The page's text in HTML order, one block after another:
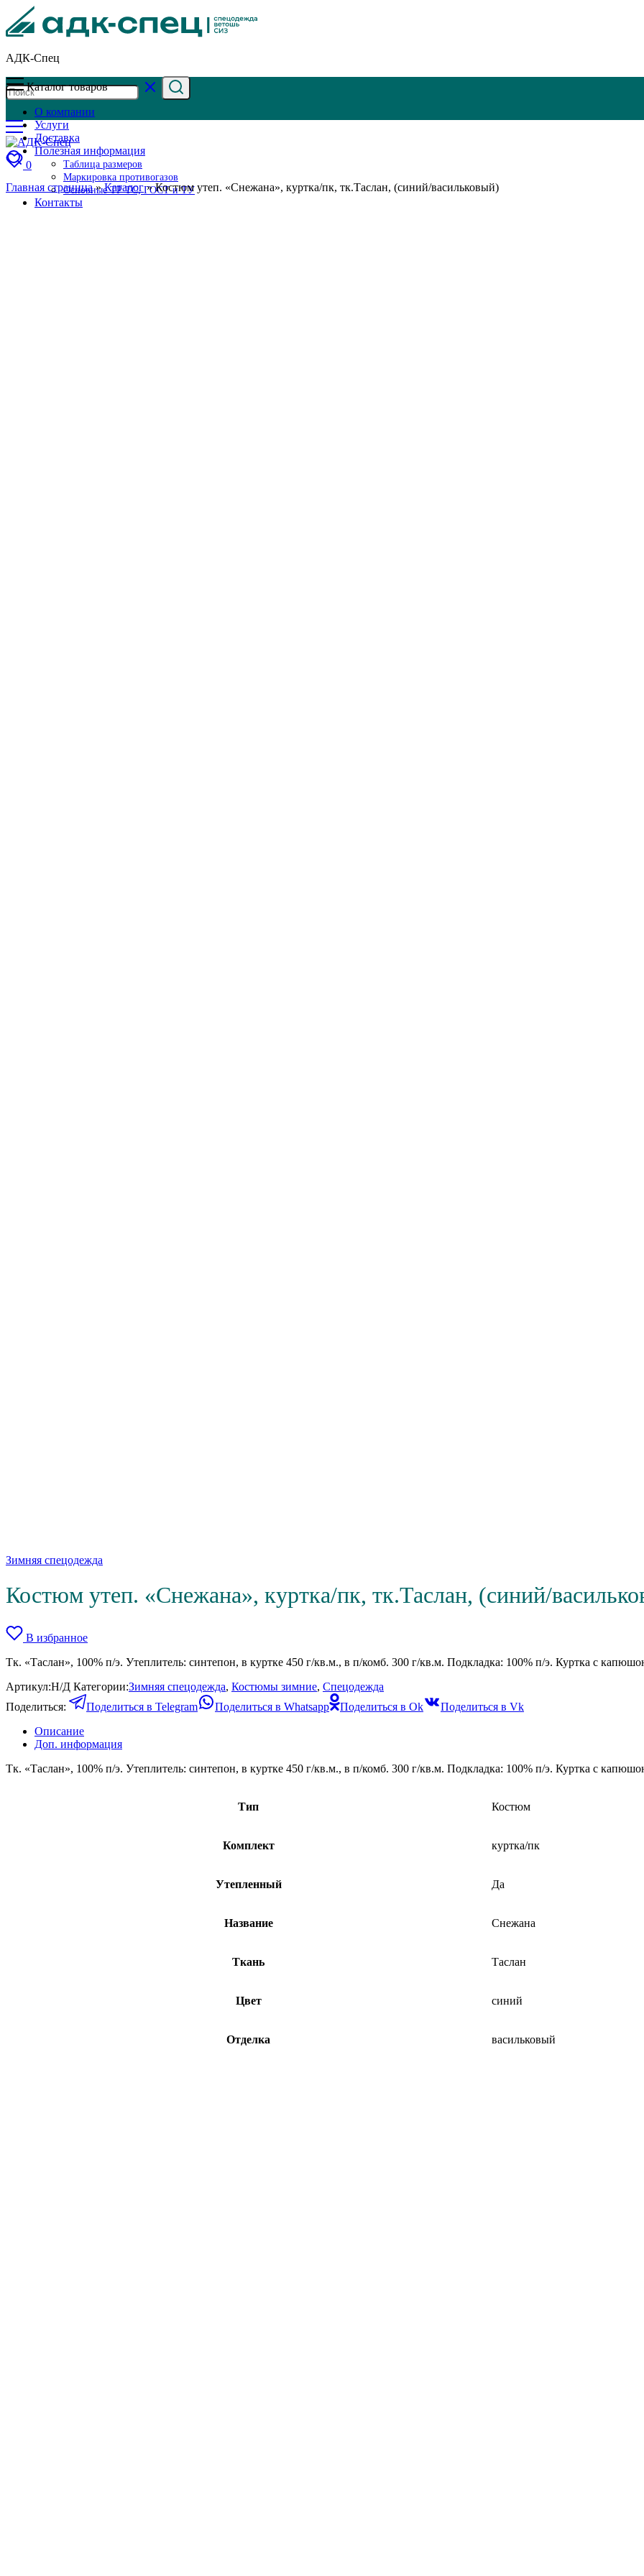
АДК-Спец
0
Каталог товаров
О компании
Услуги
Доставка
Полезная информация
Таблица размеров
Маркировка противогазов
Основные ТР ТС, ГОСТ и ТУ
Контакты
Главная страница»Каталог»Костюм утеп. «Снежана», куртка/пк, тк.Таслан, (синий/васильковый)
Зимняя спецодежда
Костюм утеп. «Снежана», куртка/пк, тк.Таслан, (синий/
В избранное
Тк. «Таслан», 100% п/э. Утеплитель: синтепон, в куртке 450 г/кв.м., в п/комб. 300 г/кв.м. Подкладка: 100% п/э. Куртка с
Артикул:Н/Д Категории:Зимняя спецодежда, Костюмы зимние, Спецодежда
Поделиться:
Поделиться в Telegram Поделиться в Whatsapp Поделиться в Ok
Поделиться в Vk
Описание
Доп. информация
Тк. «Таслан», 100% п/э. Утеплитель: синтепон, в куртке 450 г/кв.м., в п/комб. 300 г/кв.м. Подкладка: 100% п/э. Куртка с
Тип Костюм
Комплект куртка/пк
Утепленный Да
Название Снежана
Ткань Таслан
Цвет синий
Отделка васильковый